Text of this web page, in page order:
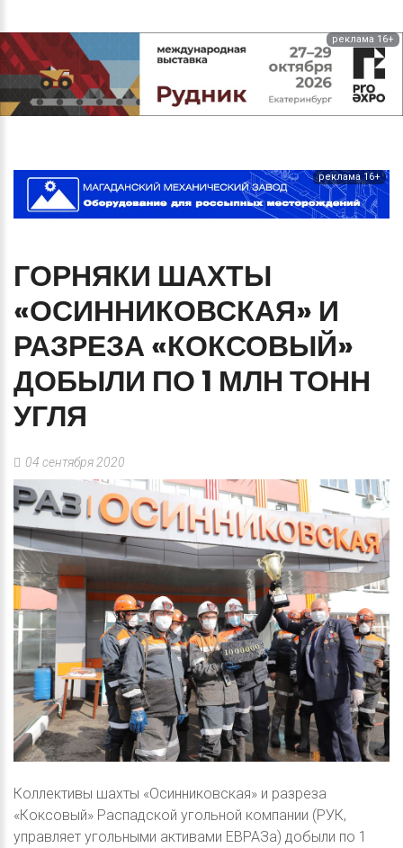
реклама 16+
реклама 16+
ГОРНЯКИ ШАХТЫ
«ОСИННИКОВСКАЯ» И
РАЗРЕЗА «КОКСОВЫЙ»
ДОБЫЛИ ПО 1 МЛН ТОНН
УГЛЯ
04 сентября 2020
Коллективы шахты «Осинниковская» и разреза
«Коксовый» Распадской угольной компании (РУК,
управляет угольными активами ЕВРАЗа) добыли по 1